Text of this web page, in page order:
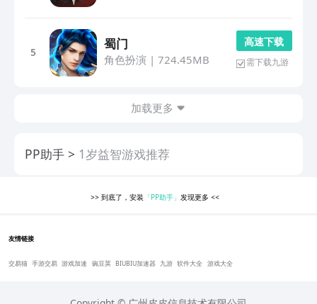
5
蜀门
角色扮演 | 724.45MB
高 速 下 载
需下载九游
加载更多
PP助手 1岁益智游戏推荐
>> 到底了，安装 「PP助手」发现更多<<
友情链接
交易猫 手游交易 游戏加速 豌豆荚 BIUBIU加速器 九游 软件大全 游戏大全